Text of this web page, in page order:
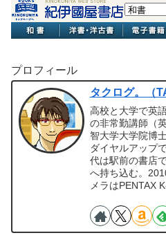
プロフィール
タクログ。（
高校と大学で英
の非常勤講師（
智大学大学院博
ダイヤルアップ
代は駅前の書店
へ持ち込む。
メラはPENTAX